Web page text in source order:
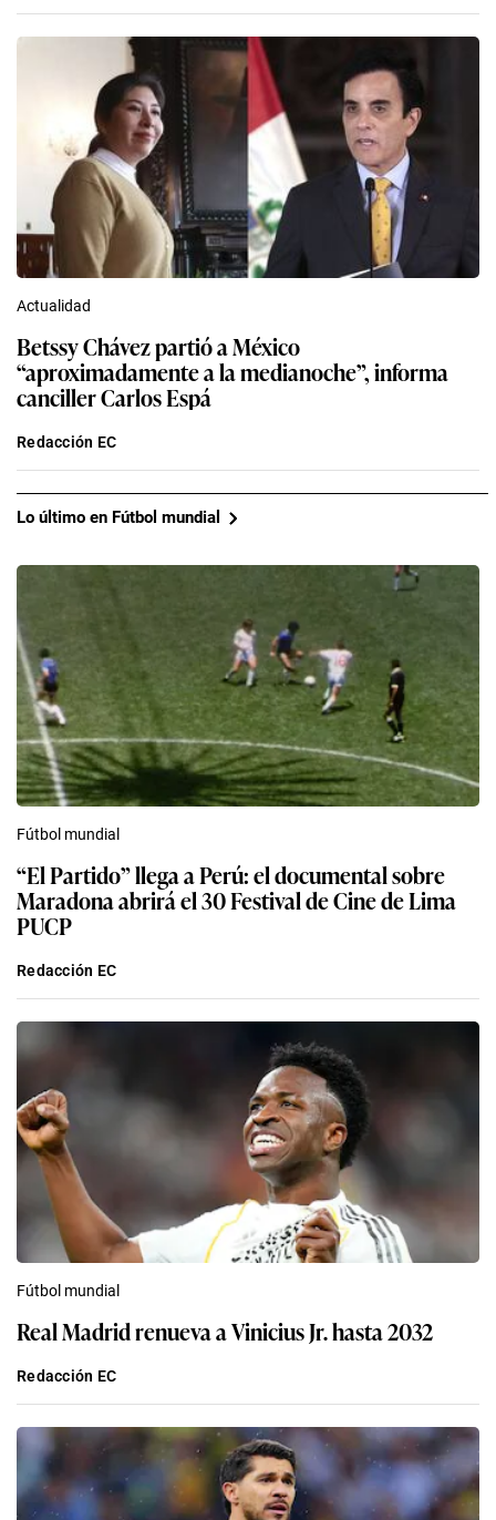
Actualidad
Betssy Chávez partió a México
“aproximadamente a la medianoche”, informa
canciller Carlos Espá
Redacción EC
Lo último en Fútbol mundial
Fútbol mundial
“El Partido” llega a Perú: el documental sobre
Maradona abrirá el 30 Festival de Cine de Lima
PUCP
Redacción EC
Fútbol mundial
Real Madrid renueva a Vinicius Jr. hasta 2032
Redacción EC